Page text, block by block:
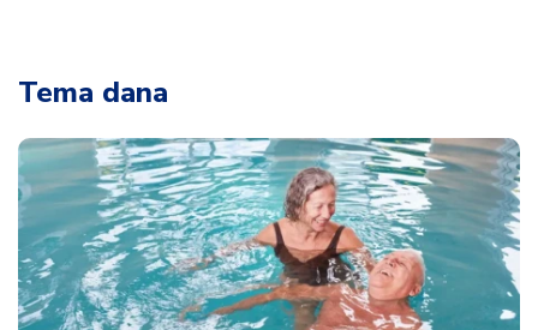
Tema dana